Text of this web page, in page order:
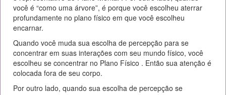
você é “como uma árvore”, é porque você escolheu aterrar
profundamente no plano físico em que você escolheu
encarnar.
Quando você muda sua escolha de percepção para se
concentrar em suas interações com seu mundo físico, você
escolheu se concentrar no Plano Físico . Então sua atenção é
colocada fora de seu corpo.
Por outro lado, quando sua escolha de percepção se